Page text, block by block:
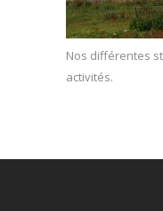
Nos différentes
activités.